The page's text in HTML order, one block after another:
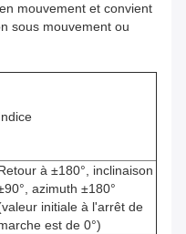
mouvement et convient
sous mouvement ou
à ±180°, inclinaison
azimuth ±180°
initiale à l'arrêt de
est de 0°)